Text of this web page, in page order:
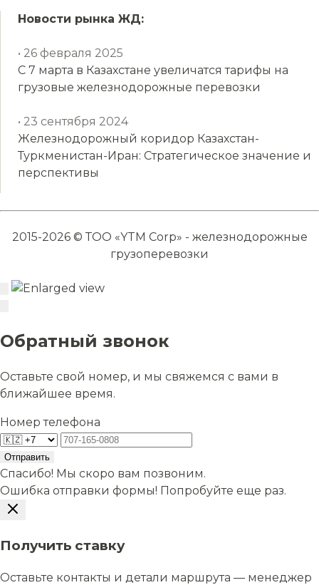
Новости рынка ЖД:
• 26 февраля 2025
С 7 марта в Казахстане увеличатся тарифы на
грузовые железнодорожные перевозки
• 23 сентября 2024
Железнодорожный коридор Казахстан-
Туркменистан-Иран: Стратегическое значение и
перспективы
2015-2026 © ТОО «YTM Corp» - железнодорожные
грузоперевозки
Обратный звонок
Оставьте свой номер, и мы свяжемся с вами в
ближайшее время.
Номер телефона
Отправить
Спасибо! Мы скоро вам позвоним.
Ошибка отправки формы! Попробуйте еще раз.
Получить ставку
Оставьте контакты и детали маршрута — менеджер